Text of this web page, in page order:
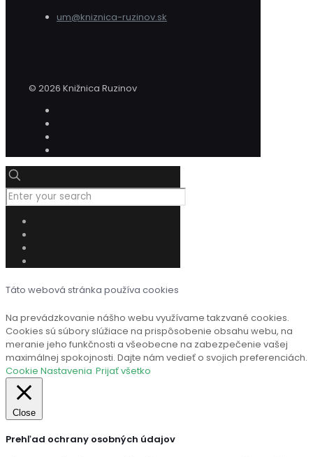
um@kniznica-ruzinov.sk
© 2026 Knižnica Ruzinov
Táto webová stránka používa cookies
Na prevádzkovanie nášho webu využívame takzvané cookies.
Cookies sú súbory slúžiace na prispôsobenie obsahu webu, na
meranie jeho funkčnosti a všeobecne na zabezpečenie vašej
maximálnej spokojnosti. Dajte nám vedieť o svojich preferenciách.
Cookie Nastavenia Prijať všetko
Close
Prehľad ochrany osobných údajov